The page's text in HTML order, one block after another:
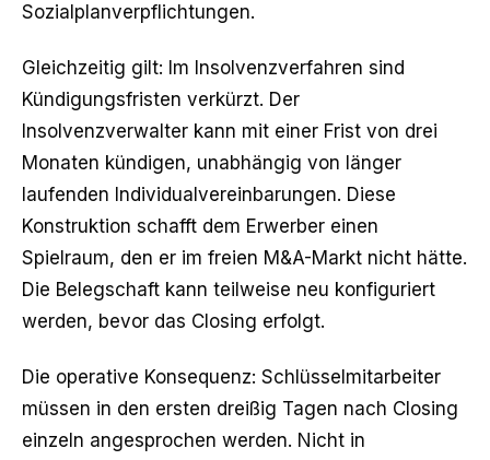
Sozialplanverpflichtungen.
Gleichzeitig gilt: Im Insolvenzverfahren sind
Kündigungsfristen verkürzt. Der
Insolvenzverwalter kann mit einer Frist von drei
Monaten kündigen, unabhängig von länger
laufenden Individualvereinbarungen. Diese
Konstruktion schafft dem Erwerber einen
Spielraum, den er im freien M&A-Markt nicht hätte.
Die Belegschaft kann teilweise neu konfiguriert
werden, bevor das Closing erfolgt.
Die operative Konsequenz: Schlüsselmitarbeiter
müssen in den ersten dreißig Tagen nach Closing
einzeln angesprochen werden. Nicht in